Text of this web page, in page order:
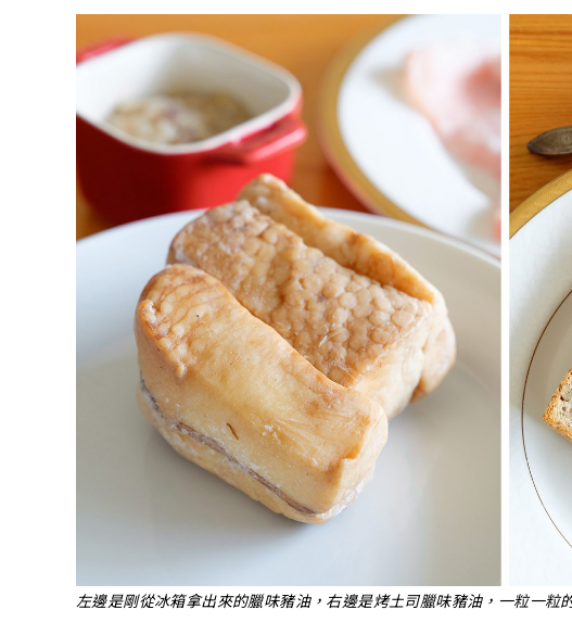
左邊是剛從冰箱拿出來的臘味豬油，右邊是烤土司臘味豬油，一粒一